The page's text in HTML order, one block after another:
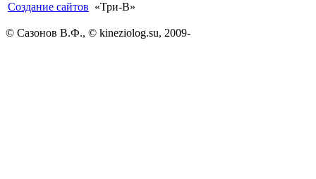
Создание сайтов «Три-В»
© Сазонов В.Ф., © kineziolog.su, 2009-